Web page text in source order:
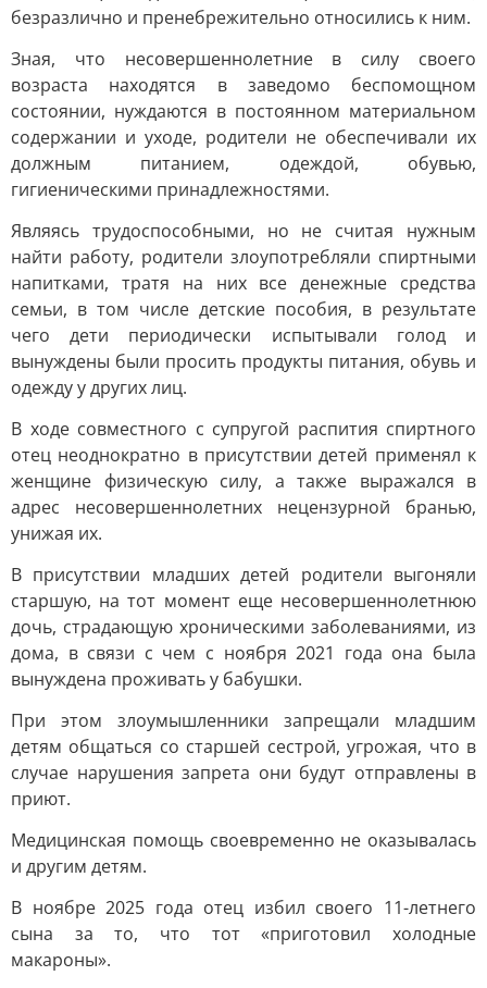
безразлично и пренебрежительно относились к ним.
Зная, что несовершеннолетние в силу своего
возраста находятся в заведомо беспомощном
состоянии, нуждаются в постоянном материальном
содержании и уходе, родители не обеспечивали их
должным питанием, одеждой, обувью,
гигиеническими принадлежностями.
Являясь трудоспособными, но не считая нужным
найти работу, родители злоупотребляли спиртными
напитками, тратя на них все денежные средства
семьи, в том числе детские пособия, в результате
чего дети периодически испытывали голод и
вынуждены были просить продукты питания, обувь и
одежду у других лиц.
В ходе совместного с супругой распития спиртного
отец неоднократно в присутствии детей применял к
женщине физическую силу, а также выражался в
адрес несовершеннолетних нецензурной бранью,
унижая их.
В присутствии младших детей родители выгоняли
старшую, на тот момент еще несовершеннолетнюю
дочь, страдающую хроническими заболеваниями, из
дома, в связи с чем с ноября 2021 года она была
вынуждена проживать у бабушки.
При этом злоумышленники запрещали младшим
детям общаться со старшей сестрой, угрожая, что в
случае нарушения запрета они будут отправлены в
приют.
Медицинская помощь своевременно не оказывалась
и другим детям.
В ноябре 2025 года отец избил своего 11-летнего
сына за то, что тот «приготовил холодные
макароны».